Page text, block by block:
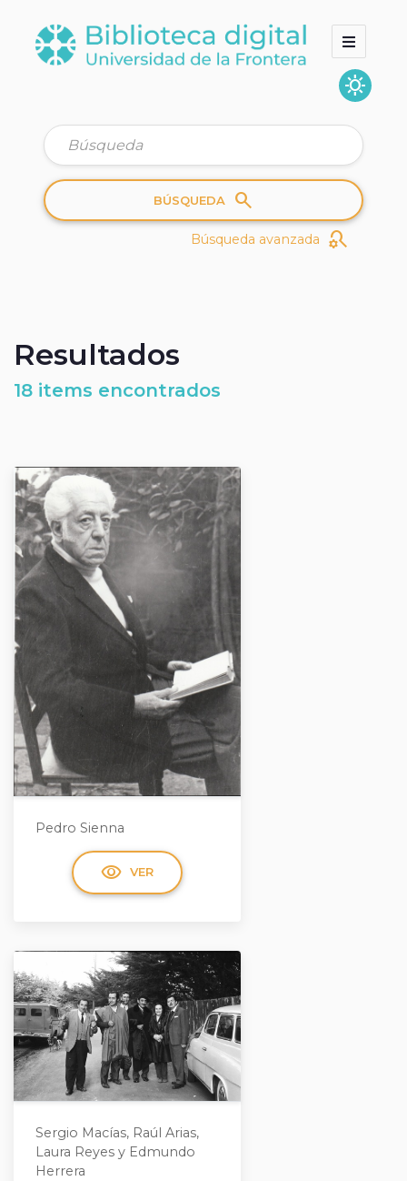
sunny
Colecciones
Quienes somos
BÚSQUEDA search
Búsqueda avanzada search_gear
Resultados
18 items encontrados
Pedro Sienna
visibility VER
Sergio Macías, Raúl Arias,
Laura Reyes y Edmundo
Herrera